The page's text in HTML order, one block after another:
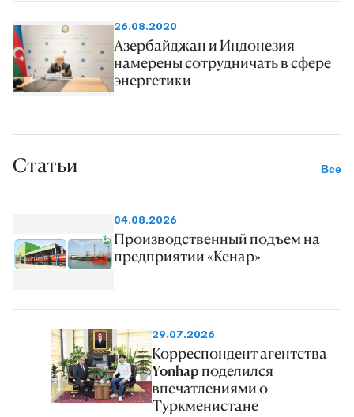
26.08.2020
Азербайджан и Индонезия
намерены сотрудничать в сфере
энергетики
Статьи Все
04.08.2026
Производственный подъем на
предприятии «Кенар»
29.07.2026
Корреспондент агентства
Yonhap поделился
впечатлениями о
Туркменистане